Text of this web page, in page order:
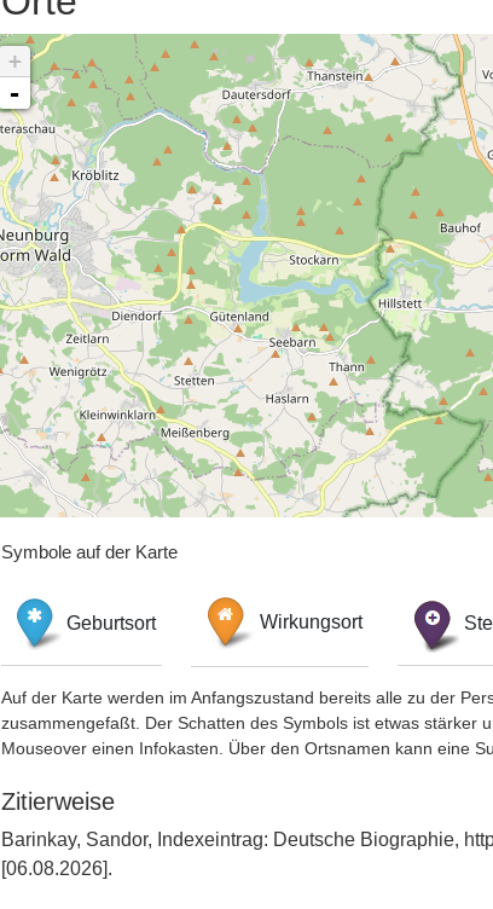
+
-
Symbole auf der Karte
Geburtsort Wirkungsort
Auf der Karte werden im Anfangszustand bereits alle zu der
zusammengefaßt. Der Schatten des Symbols ist etwas stärker
Mouseover einen Infokasten. Über den Ortsnamen kann eine
Zitierweise
Barinkay, Sandor, Indexeintrag: Deutsche Biographie,
[06.08.2026].